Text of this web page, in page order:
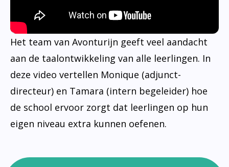
Het team van Avonturijn geeft veel aandacht
aan de taalontwikkeling van alle leerlingen. In
deze video vertellen Monique (adjunct-
directeur) en Tamara (intern begeleider) hoe
de school ervoor zorgt dat leerlingen op hun
eigen niveau extra kunnen oefenen.